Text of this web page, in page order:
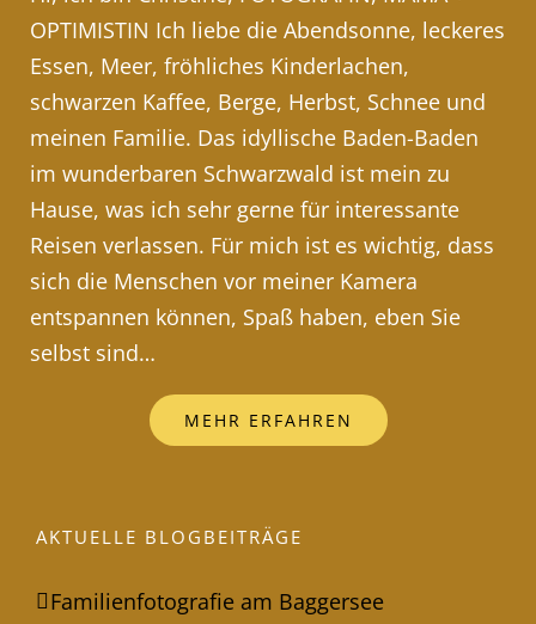
OPTIMISTIN Ich liebe die Abendsonne, leckeres
Essen, Meer, fröhliches Kinderlachen,
schwarzen Kaffee, Berge, Herbst, Schnee und
meinen Familie. Das idyllische Baden-Baden
im wunderbaren Schwarzwald ist mein zu
Hause, was ich sehr gerne für interessante
Reisen verlassen. Für mich ist es wichtig, dass
sich die Menschen vor meiner Kamera
entspannen können, Spaß haben, eben Sie
selbst sind…
MEHR ERFAHREN
AKTUELLE BLOGBEITRÄGE
Familienfotografie am Baggersee